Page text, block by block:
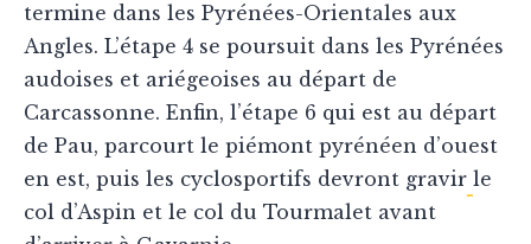
termine dans les Pyrénées-Orientales aux
Angles. L’étape 4 se poursuit dans les Pyrénées
audoises et ariégeoises au départ de
Carcassonne. Enfin, l’étape 6 qui est au départ
de Pau, parcourt le piémont pyrénéen d’ouest
en est, puis les cyclosportifs devront gravir le
col d’Aspin et le col du Tourmalet avant